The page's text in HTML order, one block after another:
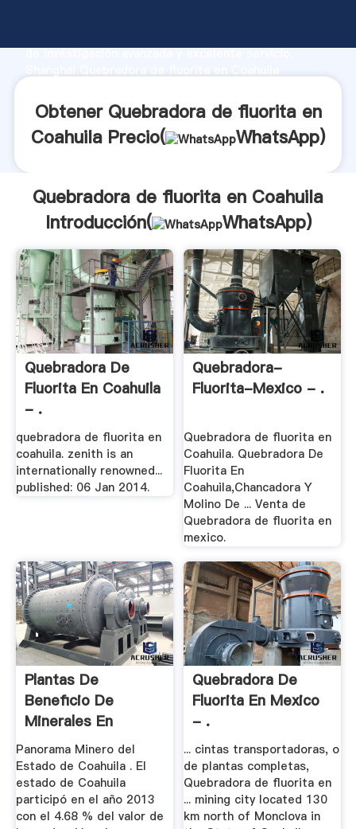
de investigación avanzada y excelente servicio,
clientes.
Obtener Quebradora de fluorita en
Coahuila Precio(
WhatsApp)
Quebradora de fluorita en Coahuila
Introducción(
WhatsApp)
Quebradora De
Fluorita En Coahuila
- .
quebradora de fluorita en
coahuila. zenith is an
internationally renowned...
published: 06 Jan 2014.
Quebradora-
Fluorita-Mexico - .
Quebradora de fluorita en
Coahuila. Quebradora De
Fluorita En
Coahuila,Chancadora Y
Molino De ... Venta de
Quebradora de fluorita en
mexico.
Plantas De
Beneficio De
Minerales En
Coahuila - .
Panorama Minero del
Estado de Coahuila . El
estado de Coahuila
participó en el año 2013
con el 4.68 % del valor de
Quebradora De
Fluorita En Mexico
- .
... cintas transportadoras, o
de plantas completas,
Quebradora de fluorita en
... mining city located 130
km north of Monclova in